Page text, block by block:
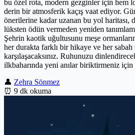
bu özel rota, modern gezginler için hem
derin bir atmosferik kaçış vaat ediyor.
önerilerine kadar uzanan bu yol haritası,
lüksten ödün vermeden yeniden
Şehrin kaotik uğultusunu meşe
her durakta farklı bir hikaye ve her sabah
karşılaşacaksınız. Ruhunuzu
ilkbaharında yeni anılar biriktirmeniz
👤 Zehra Sönmez
⏰ 9 dk okuma